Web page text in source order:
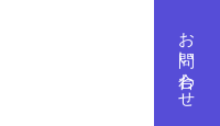
お問い合わせ